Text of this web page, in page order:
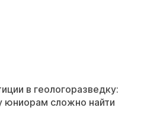
в геологоразведку:
юниорам сложно найти